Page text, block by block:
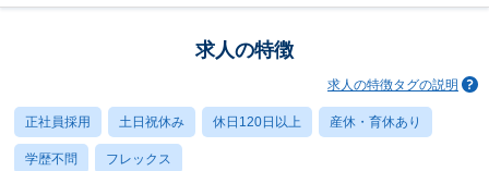
求人の特徴
求人の特徴タグの説明
正社員採用 土日祝休み 休日120日以上 産休・育休あり
学歴不問 フレックス